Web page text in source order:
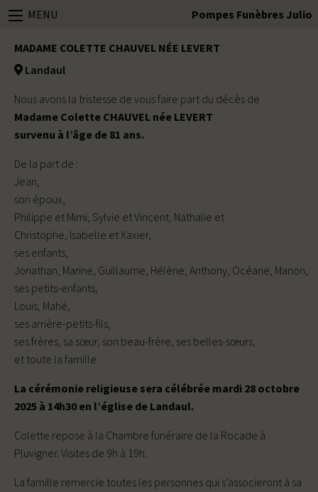
MENU Pompes Funèbres Julio
MADAME COLETTE CHAUVEL NÉE LEVERT
Landaul
Nous avons la tristesse de vous faire part du décès de
Madame Colette CHAUVEL née LEVERT
survenu à l’âge de 81 ans.
De la part de :
Jean,
son époux,
Philippe et Mimi, Sylvie et Vincent, Nathalie et
Christophe, Isabelle et Xaxier,
ses enfants,
Jonathan, Marine, Guillaume, Hélène, Anthony, Océane, Manon,
ses petits-enfants,
Louis, Mahé,
ses arrière-petits-fils,
ses frères, sa sœur, son beau-frère, ses belles-sœurs,
et toute la famille
La cérémonie religieuse sera célébrée mardi 28 octobre
2025 à 14h30 en l’église de Landaul.
Colette repose à la Chambre funéraire de la Rocade à
Pluvigner. Visites de 9h à 19h.
La famille remercie toutes les personnes qui s’associeront à sa